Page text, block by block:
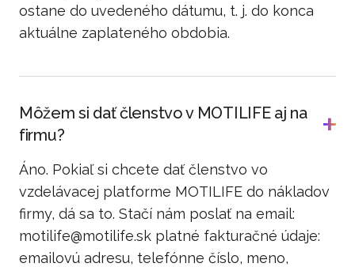
ostane do uvedeného dátumu, t. j. do konca
aktuálne zaplateného obdobia.
Môžem si dať členstvo v MOTILIFE aj na
firmu?
Áno. Pokiaľ si chcete dať členstvo vo
vzdelávacej platforme MOTILIFE do nákladov
firmy, dá sa to. Stačí nám poslať na email:
motilife@motilife.sk platné fakturačné údaje:
emailovú adresu, telefónne číslo, meno,